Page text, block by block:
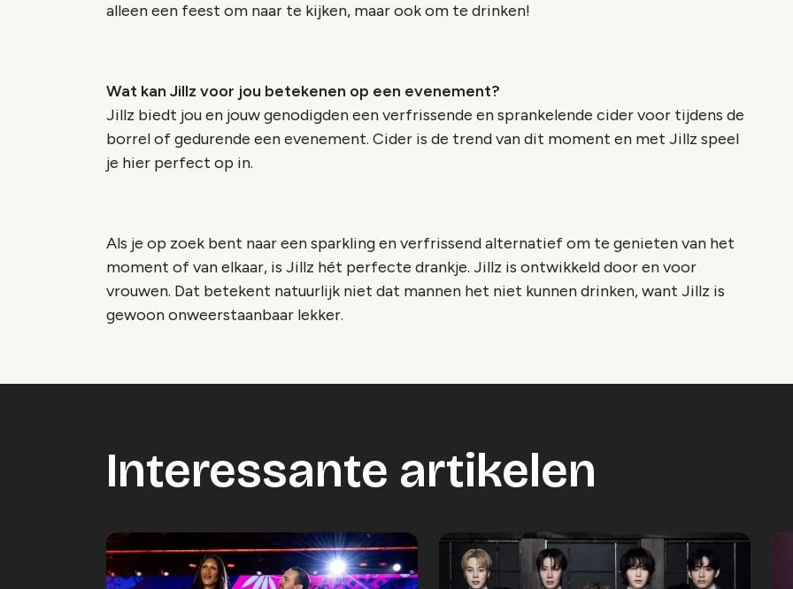
alleen een feest om naar te kijken, maar ook om te drinken!
Wat kan Jillz voor jou betekenen op een evenement?
Jillz biedt jou en jouw genodigden een verfrissende en sprankelende cider voor tijdens de
borrel of gedurende een evenement. Cider is de trend van dit moment en met Jillz speel
je hier perfect op in.
Als je op zoek bent naar een sparkling en verfrissend alternatief om te genieten van het
moment of van elkaar, is Jillz hét perfecte drankje. Jillz is ontwikkeld door en voor
vrouwen. Dat betekent natuurlijk niet dat mannen het niet kunnen drinken, want Jillz is
gewoon onweerstaanbaar lekker.
Interessante artikelen